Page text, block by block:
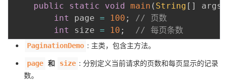
public
static void main ( String [ ] args
int
page = 100 ;
// 页数
int
size = 10 ; // 每页条数
PaginationDemo : 主类，包含主方法。
page 和 size : 分别定义当前请求的页数和每页显示的记录
数。